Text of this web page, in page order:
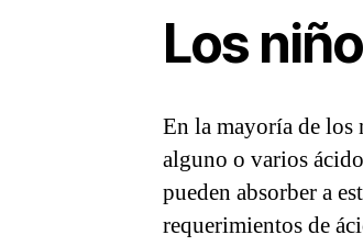
Los
En la mayoría de los
alguno o varios
pueden absorber a
requerimientos de